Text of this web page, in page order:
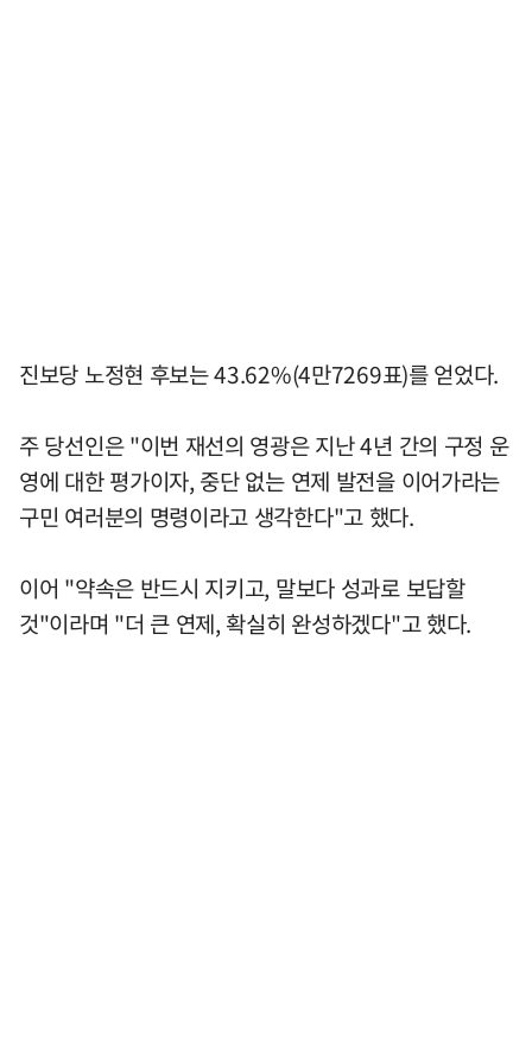
진보당 노정현 후보는 43.62%(4만7269표)를 얻었다.
주 당선인은 "이번 재선의 영광은 지난 4년 간의 구정 운
영에 대한 평가이자, 중단 없는 연제 발전을 이어가라는
구민 여러분의 명령이라고 생각한다"고 했다.
이어 "약속은 반드시 지키고, 말보다 성과로 보답할
것"이라며 "더 큰 연제, 확실히 완성하겠다"고 했다.